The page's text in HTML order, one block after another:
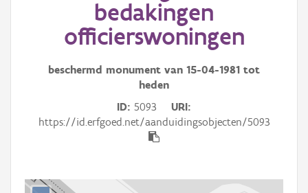
bedakingen
officierswoningen
beschermd monument van 15-04-1981 tot
heden
ID 5093
URI
https://id.erfgoed.net/aanduidingsobjecten/5093